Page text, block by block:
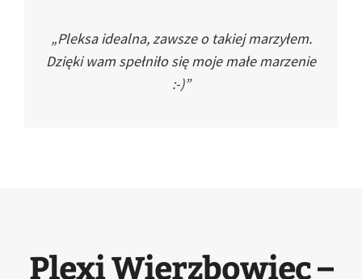
„Pleksa idealna, zawsze o takiej marzyłem.
Dzięki wam spełniło się moje małe marzenie
:-)”
Plexi Wierzbowiec –